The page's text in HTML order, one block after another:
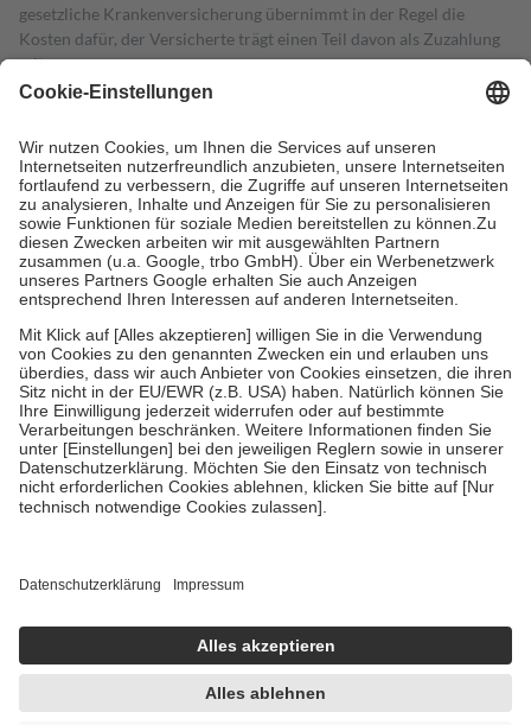
gesetzliche Krankenversicherung übernimmt in der Regel die
Kosten dafür, der Versicherte trägt einen Teil davon als Zuzahlung
mit.
Grundsätzlich leisten Mitglieder Zuzahlungen in Höhe von zehn
höchstens zehn Euro.
Es sind jedoch nie mehr als die tatsächlichen
Kosten der Leistung zu entrichten.
Diese Regeln gelten grundsätzlich auch für Online-Apotheken.
Bei Heilmitteln und häuslicher Krankenpflege beträgt die
Zuzahlung zehn Prozent der Kosten sowie zehn Euro je
Verordnung.
Um das Engagement der Versicherten für ihre eigene Gesundheit zu
stärken und die besondere Stellung der Familie zu unterstützen,
fallenkeine Zuzahlungenan bei:
• Kindern und Jugendlichen bis zum vollendeten 18. Lebensjahr
mit Ausnahme der Fahrkosten
• Untersuchungen zur Vorsorge und Früherkennung, die von der
GKV getragen werden
• empfohlenen Schutzimpfungen
• Harn- und Blutteststreifen
getroffen, um sicherzustellen, dass es sich um echte Bewertungen
https://help.etrusted.com/hc/de/articles/4419944605341
Einige Bilder und Inhalte wurden unter Zuhilfenahme künstlicher